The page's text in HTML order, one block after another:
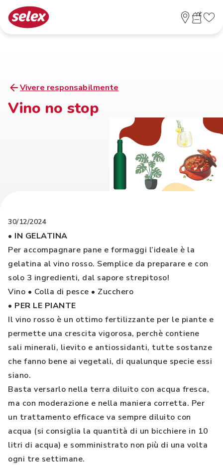
Vivere responsabilmente
Vino no stop
30/12/2024
• IN GELATINA
Per accompagnare pane e formaggi l’ideale è la
gelatina al vino rosso. Semplice da preparare e con
solo 3 ingredienti, dal sapore strepitoso!
Vino • Colla di pesce • Zucchero
• PER LE PIANTE
Il vino rosso è un ottimo fertilizzante per le piante e
permette una crescita vigorosa, perchè contiene
sali minerali, lievito e antiossidanti, tutte sostanze
che fanno bene ai vegetali, di qualunque specie essi
siano.
Basta versarlo nella terra diluito con acqua fresca,
ma con moderazione e nella maniera corretta. Per
un trattamento efficace va sempre diluito con
acqua (si consiglia la quantità di un bicchiere in 10
litri di acqua) e somministrato non più di una volta
ogni tre settimane.